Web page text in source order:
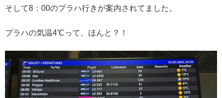
そして8：00のプラハ行きが案内されてました。
プラハの気温4℃って、ほんと？！